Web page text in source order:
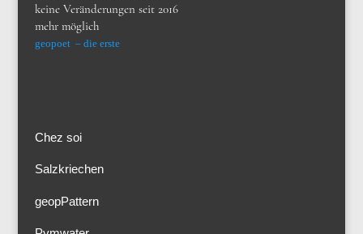
keine Veränderungen seit 2016
mehr möglich
geopoet – die erste
Chez soi
Salzkriechen
geopPattern